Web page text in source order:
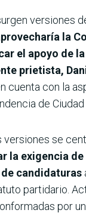
versiones
la
el apoyo de
prietista,
cuenta con la
de Ciudad
versiones se
la exigencia
candidaturas
partidario.
por